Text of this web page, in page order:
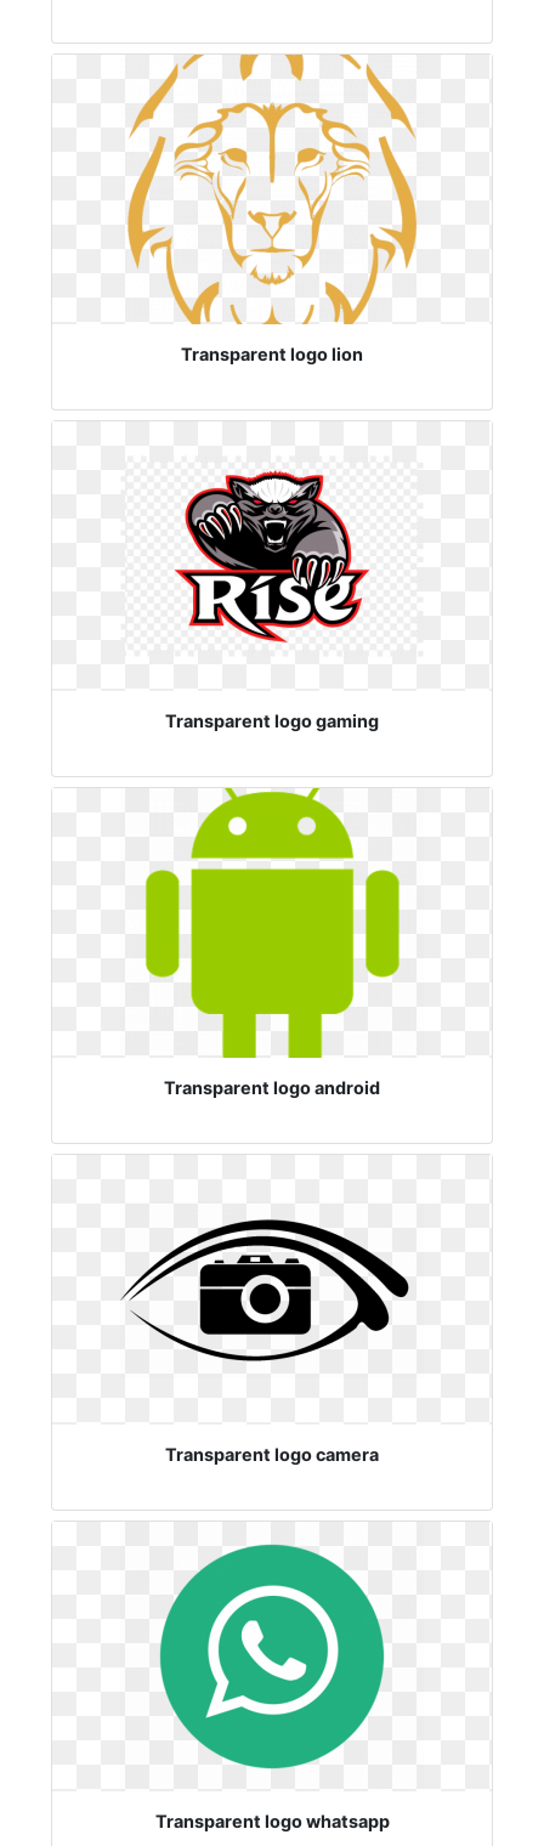
Transparent logo lion
Transparent logo gaming
Transparent logo android
Transparent logo camera
Transparent logo whatsapp